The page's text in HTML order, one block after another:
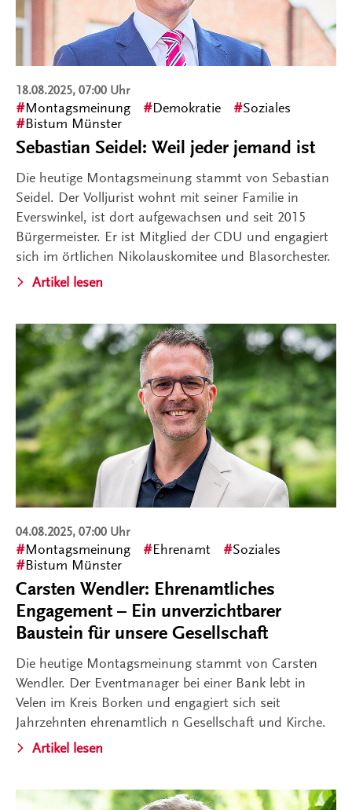
18.08.2025, 07:00 Uhr
Montagsmeinung Demokratie
Soziales
Bistum Münster
Sebastian Seidel: Weil jeder jemand ist
Die heutige Montagsmeinung stammt von Sebastian
Seidel. Der Volljurist wohnt mit seiner Familie in
Everswinkel, ist dort aufgewachsen und seit 2015
Bürgermeister. Er ist Mitglied der CDU und engagiert
sich im örtlichen Nikolauskomitee und Blasorchester.
Artikel lesen
04.08.2025, 07:00 Uhr
Montagsmeinung Ehrenamt
Soziales
Bistum Münster
Carsten Wendler: Ehrenamtliches
Engagement – Ein unverzichtbarer
Baustein für unsere Gesellschaft
Die heutige Montagsmeinung stammt von Carsten
Wendler. Der Eventmanager bei einer Bank lebt in
Velen im Kreis Borken und engagiert sich seit
Jahrzehnten ehrenamtlich n Gesellschaft und Kirche.
Artikel lesen